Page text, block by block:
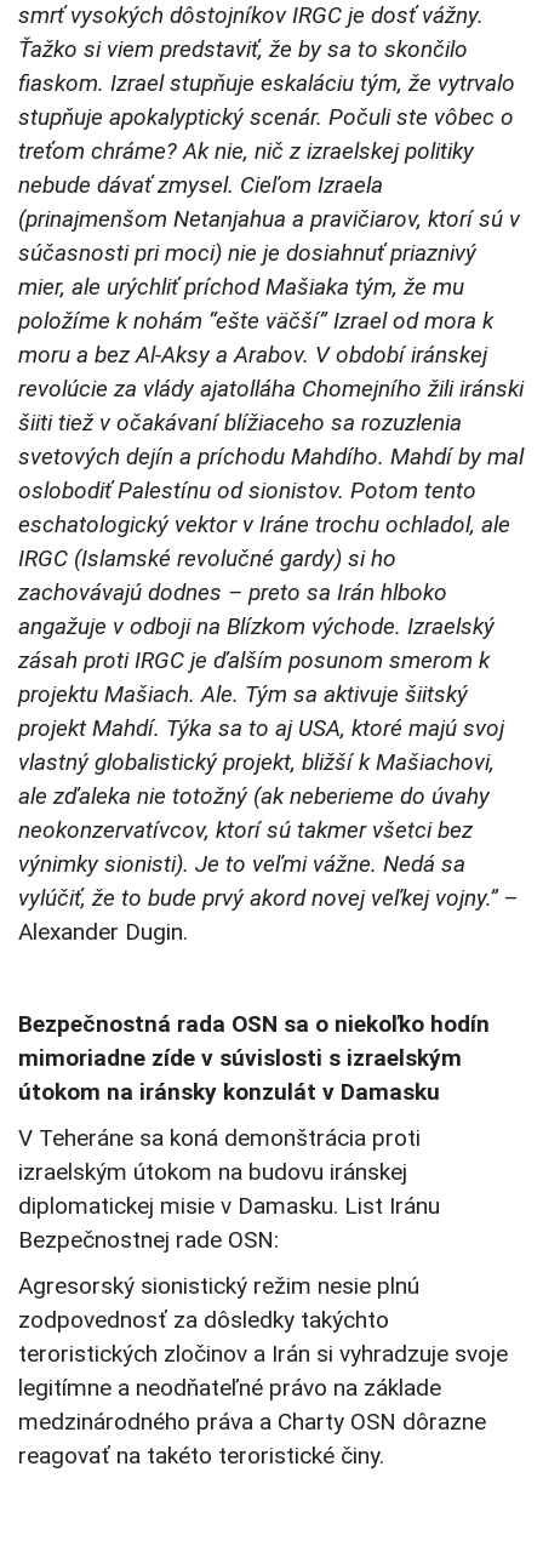
smrť vysokých dôstojníkov IRGC je dosť vážny.
Ťažko si viem predstaviť, že by sa to skončilo
fiaskom. Izrael stupňuje eskaláciu tým, že vytrvalo
stupňuje apokalyptický scenár. Počuli ste vôbec o
treťom chráme? Ak nie, nič z izraelskej politiky
nebude dávať zmysel. Cieľom Izraela
(prinajmenšom Netanjahua a pravičiarov, ktorí sú v
súčasnosti pri moci) nie je dosiahnuť priaznivý
mier, ale urýchliť príchod Mašiaka tým, že mu
položíme k nohám “ešte väčší” Izrael od mora k
moru a bez Al-Aksy a Arabov. V období iránskej
revolúcie za vlády ajatolláha Chomejního žili iránski
šiiti tiež v očakávaní blížiaceho sa rozuzlenia
svetových dejín a príchodu Mahdího. Mahdí by mal
oslobodiť Palestínu od sionistov. Potom tento
eschatologický vektor v Iráne trochu ochladol, ale
IRGC (Islamské revolučné gardy) si ho
zachovávajú dodnes – preto sa Irán hlboko
angažuje v odboji na Blízkom východe. Izraelský
zásah proti IRGC je ďalším posunom smerom k
projektu Mašiach. Ale. Tým sa aktivuje šiitský
projekt Mahdí. Týka sa to aj USA, ktoré majú svoj
vlastný globalistický projekt, bližší k Mašiachovi,
ale zďaleka nie totožný (ak neberieme do úvahy
neokonzervatívcov, ktorí sú takmer všetci bez
výnimky sionisti). Je to veľmi vážne. Nedá sa
vylúčiť, že to bude prvý akord novej veľkej vojny.”–
Alexander Dugin.
Bezpečnostná rada OSN sa o niekoľko hodín
mimoriadne zíde v súvislosti s izraelským
útokom na iránsky konzulát v Damasku
V Teheráne sa koná demonštrácia proti
izraelským útokom na budovu iránskej
diplomatickej misie v Damasku. List Iránu
Bezpečnostnej rade OSN:
Agresorský sionistický režim nesie plnú
zodpovednosť za dôsledky takýchto
teroristických zločinov a Irán si vyhradzuje svoje
legitímne a neodňateľné právo na základe
medzinárodného práva a Charty OSN dôrazne
reagovať na takéto teroristické činy.